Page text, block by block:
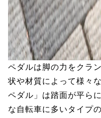
ペダルは脚の力をクラ
状や材質によって様々
ペダル」は踏面が平ら
な自転車に多いタイプ